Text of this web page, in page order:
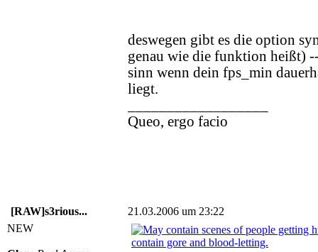
deswegen gibt es die option
genau wie die funktion heißt)
sinn wenn dein fps_min
liegt.
Queo, ergo facio
[RAW]s3rious...
21.03.2006 um 23:22
NEW